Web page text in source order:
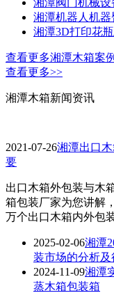
湘潭阀门机械
湘潭机器人机
湘潭3D打印花
查看更多湘潭木箱案
查看更多>>
湘潭木箱新闻资讯
2021-07-26湘潭出口
要
出口木箱外包装与木
箱包装厂家为您讲解
万个出口木箱内外包
2025-02-06湘潭
装市场的分析
2024-11-09湘潭
蒸木箱包装箱